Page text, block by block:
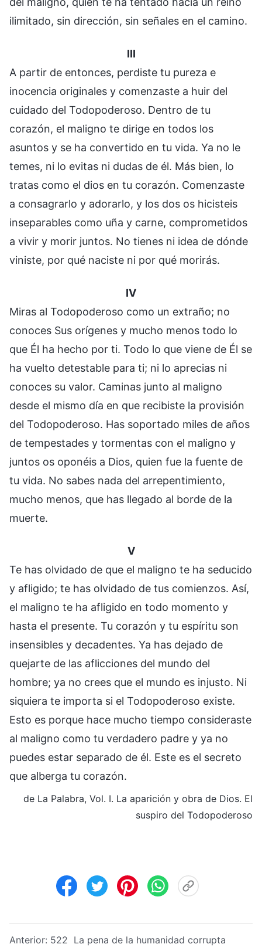
ilimitado, sin dirección, sin señales en el camino.
III
A partir de entonces, perdiste tu pureza e
inocencia originales y comenzaste a huir del
cuidado del Todopoderoso. Dentro de tu
corazón, el maligno te dirige en todos los
asuntos y se ha convertido en tu vida. Ya no le
temes, ni lo evitas ni dudas de él. Más bien, lo
tratas como el dios en tu corazón. Comenzaste
a consagrarlo y adorarlo, y los dos os hicisteis
inseparables como uña y carne, comprometidos
a vivir y morir juntos. No tienes ni idea de dónde
viniste, por qué naciste ni por qué morirás.
IV
Miras al Todopoderoso como un extraño; no
conoces Sus orígenes y mucho menos todo lo
que Él ha hecho por ti. Todo lo que viene de Él se
ha vuelto detestable para ti; ni lo aprecias ni
conoces su valor. Caminas junto al maligno
desde el mismo día en que recibiste la provisión
del Todopoderoso. Has soportado miles de años
de tempestades y tormentas con el maligno y
juntos os oponéis a Dios, quien fue la fuente de
tu vida. No sabes nada del arrepentimiento,
mucho menos, que has llegado al borde de la
muerte.
V
Te has olvidado de que el maligno te ha seducido
y afligido; te has olvidado de tus comienzos. Así,
el maligno te ha afligido en todo momento y
hasta el presente. Tu corazón y tu espíritu son
insensibles y decadentes. Ya has dejado de
quejarte de las aflicciones del mundo del
hombre; ya no crees que el mundo es injusto. Ni
siquiera te importa si el Todopoderoso existe.
Esto es porque hace mucho tiempo consideraste
al maligno como tu verdadero padre y ya no
puedes estar separado de él. Este es el secreto
que alberga tu corazón.
de La Palabra, Vol. I. La aparición y obra de Dios. El
suspiro del Todopoderoso
Anterior: 522 La pena de la humanidad corrupta